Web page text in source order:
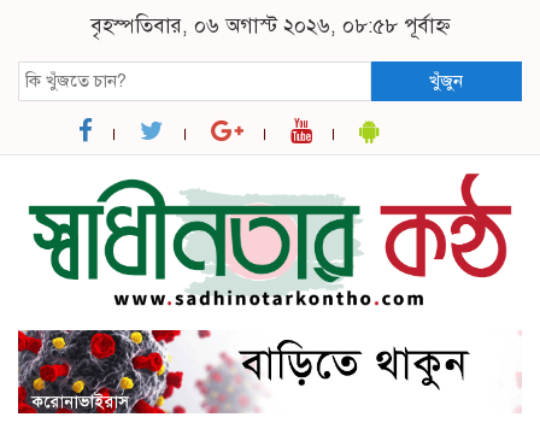
বৃহস্পতিবার, ০৬ অগাস্ট ২০২৬, ০৮:৫৮ পূর্বাহ্ন
খুঁজুন